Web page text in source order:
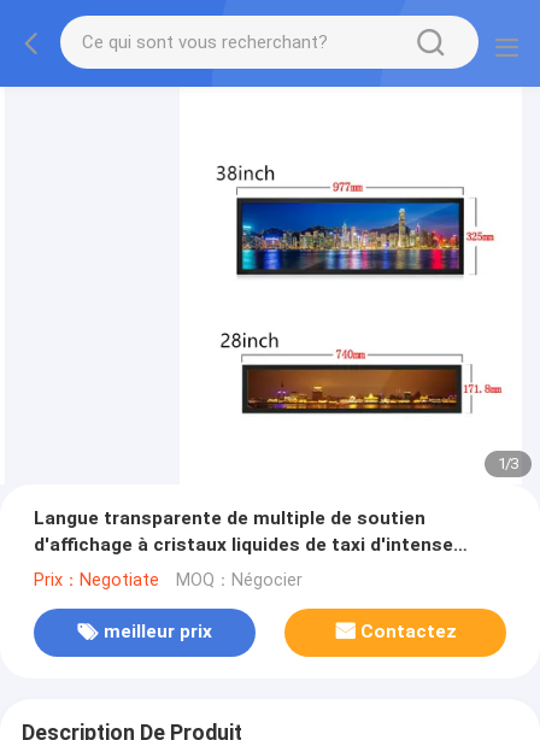
1/3
Langue transparente de multiple de soutien
d'affichage à cristaux liquides de taxi d'intense
luminosité d'affichage ultra large de barre
Prix：Negotiate MOQ：Négocier
meilleur prix Contactez
Description De Produit